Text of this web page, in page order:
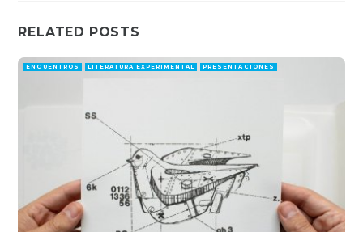
RELATED POSTS
ENCUENTROS LITERATURA EXPERIMENTAL PRESENTACIONES